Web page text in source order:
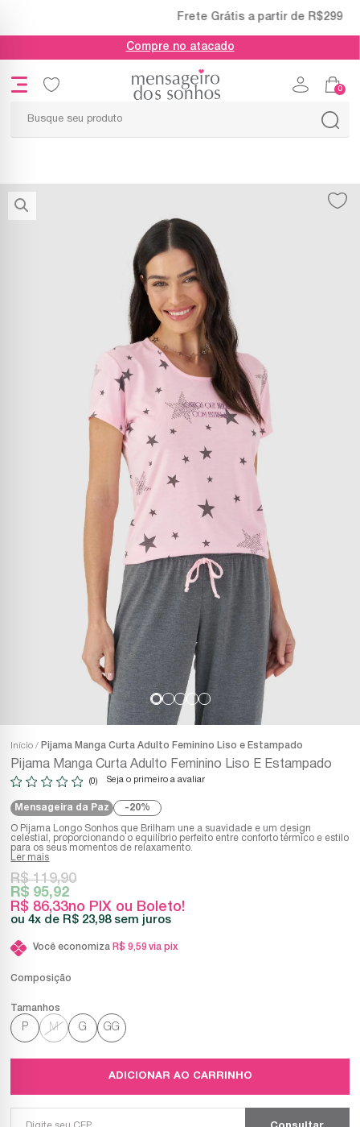
Frete Grátis a partir de R$299
Compre no atacado
0
Início Pijama Manga Curta Adulto Feminino Liso e Estampado
Pijama Manga Curta Adulto Feminino Liso E Estampado
(0) Seja o primeiro a avaliar
Mensageira da Paz 20%
O Pijama Longo Sonhos que Brilham une a suavidade e um design
celestial, proporcionando o equilíbrio perfeito entre conforto térmico e estilo
para os seus momentos de relaxamento.
Ler mais
R$ 86,33no PIX ou Boleto!
R$ 119,90
R$ 95,92
4x R$ 23,98 sem juros
Você economiza R$ 9,59 via pix
Composição
P M G GG
ADICIONAR AO CARRINHO